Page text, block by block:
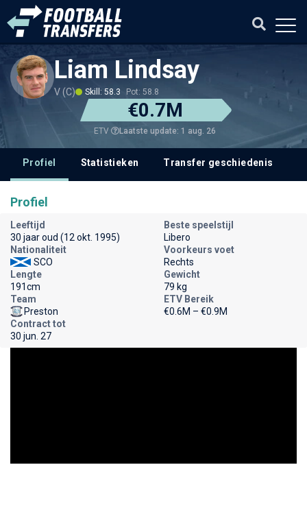
Liam Lindsay
V (C) Skill: 58.3 Pot: 58.8
€0.7M
ETV Laatste update: 1 aug. 26
Profiel Statistieken Transfer geschiedenis
Profiel
Leeftijd
30 jaar oud (12 okt. 1995)
Beste speelstijl
Libero
Nationaliteit
SCO
Voorkeurs voet
Rechts
Lengte
191cm
Gewicht
79 kg
Team
Preston
ETV Bereik
€0.6M – €0.9M
Contract tot
30 jun. 27